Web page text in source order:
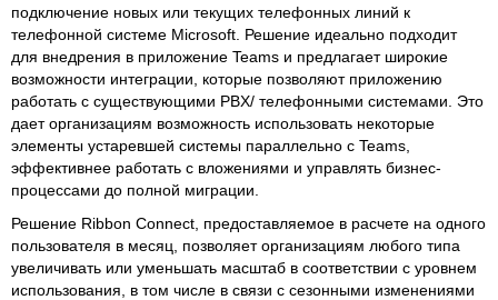
подключение новых или текущих телефонных линий к
телефонной системе Microsoft. Решение идеально подходит
для внедрения в приложение Teams и предлагает широкие
возможности интеграции, которые позволяют приложению
работать с существующими PBX/ телефонными системами. Это
дает организациям возможность использовать некоторые
элементы устаревшей системы параллельно с Teams,
эффективнее работать с вложениями и управлять бизнес-
процессами до полной миграции.
Решение Ribbon Connect, предоставляемое в расчете на одного
пользователя в месяц, позволяет организациям любого типа
увеличивать или уменьшать масштаб в соответствии с уровнем
использования, в том числе в связи с сезонными изменениями